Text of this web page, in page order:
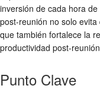
inversión de cada hora
post-reunión no solo
que también fortalece la
productividad post-reunión
Punto Clave